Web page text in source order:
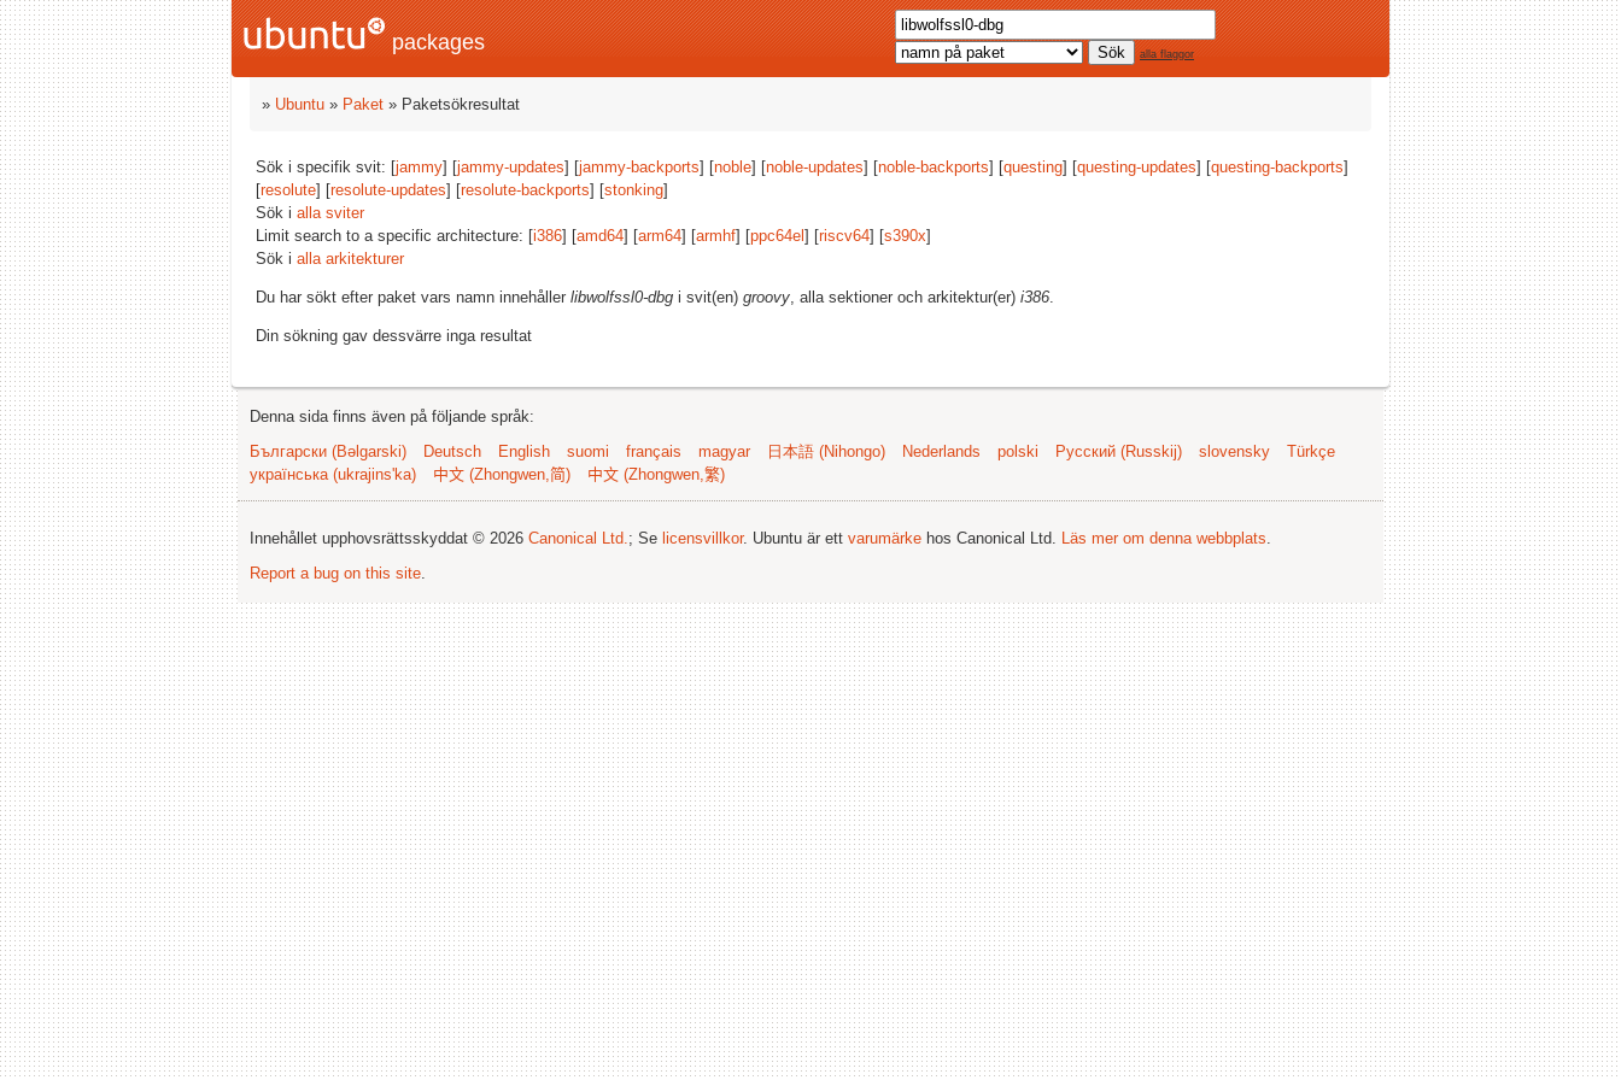
packages alla flaggor
» Ubuntu » Paket » Paketsökresultat
Sök i specifik svit: [jammy] [jammy-updates] [jammy-backports] [noble] [noble-updates] [noble-backports] [questing] [questing-updates] [questing-backports]
[resolute] [resolute-updates] [resolute-backports] [stonking]
Sök i alla sviter
Limit search to a specific architecture: [i386] [amd64] [arm64] [armhf] [ppc64el ] [riscv64] [s390x]
Sök i alla arkitekturer
Du har sökt efter paket vars namn innehåller libwolfssl0-dbg i svit(en) groovy, alla sektioner och arkitektur(er) i386.
Din sökning gav dessvärre inga resultat
Denna sida finns även på följande språk:
Български (Bəlgarski)
Deutsch English suomi français magyar 日本語 (Nihongo) Nederlands polski Русский (Russkij) slovensky
Türkçe
українська (ukrajins'ka)
中文 (Zhongwen,简) 中文 (Zhongwen,繁)
Innehållet upphovsrättsskyddat © 2026 Canonical Ltd.; Se licensvillkor. Ubuntu är ett varumärke hos Canonical Ltd. Läs mer om denna webbplats.
Report a bug on this site.